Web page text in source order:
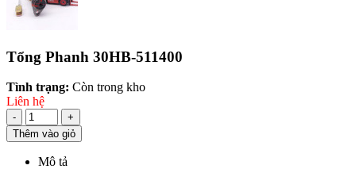
Tổng Phanh 30HB-511400
Tình trạng: Còn trong kho
Liên hệ
-
+
Thêm vào giỏ
Mô tả